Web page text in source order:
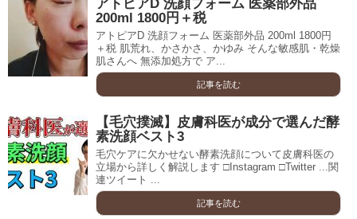
アトピアD 洗顔フォーム 医薬部外品
200ml 1800円＋税
アトピアD 洗顔フォーム 医薬部外品 200ml 1800円
＋税 肌荒れ、かさかさ、かゆみ そんな敏感肌・乾燥
肌さんへ 無添加処方で ア...
記事を読む
【毛穴撲滅】皮膚科医が成分で選んだ酵
素洗顔ベスト3
毛穴ケアに欠かせない酵素洗顔について皮膚科医の
立場から詳しく解説します □Instagram □Twitter ...関
連ツイート ...
記事を読む